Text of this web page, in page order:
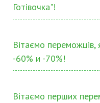
Готівочка"!
Вітаємо переможців,
-60% и -70%!
Вітаємо перших